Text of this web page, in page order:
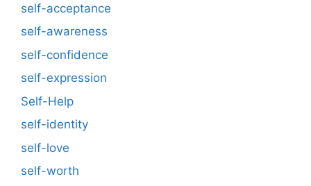
self-acceptance
self-awareness
self-confidence
self-expression
Self-Help
self-identity
self-love
self-worth